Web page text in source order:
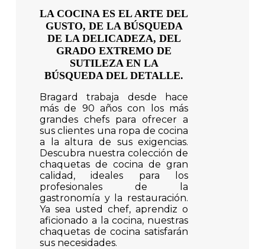
las marcas
oportunidad
de pescadero
LA COCINA ES EL ARTE DEL
GUSTO, DE LA BÚSQUEDA
DE LA DELICADEZA, DEL
GRADO EXTREMO DE
SUTILEZA EN LA
BÚSQUEDA DEL DETALLE.
Bragard trabaja desde hace
más de 90 años con los más
grandes chefs para ofrecer a
sus clientes una ropa de cocina
a la altura de sus exigencias.
Descubra nuestra colección de
chaquetas de cocina de gran
calidad, ideales para los
profesionales de la
gastronomía y la restauración.
Ya sea usted chef, aprendiz o
aficionado a la cocina, nuestras
chaquetas de cocina satisfarán
sus necesidades.